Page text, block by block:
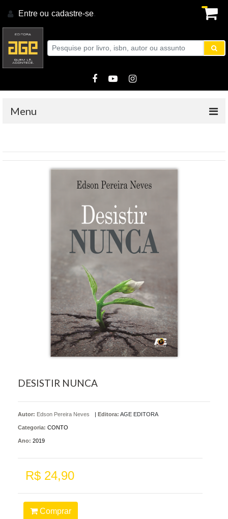
Entre ou cadastre-se.
Menu
DESISTIR NUNCA
Autor: Edson Pereira Neves | Editora: AGE EDITORA
Categoria: CONTO
Ano: 2019
R$ 24,90
Comprar